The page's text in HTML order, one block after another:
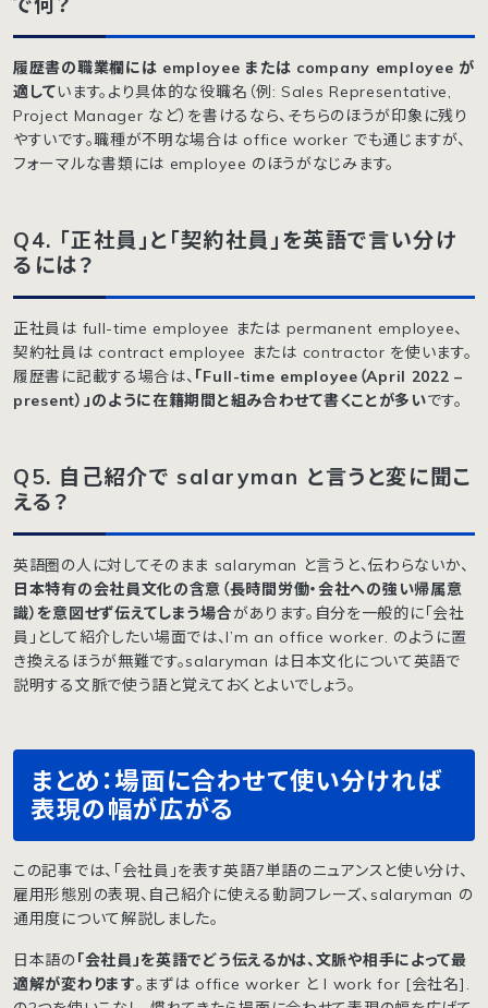
履歴書の職業欄には employee または company employee が
適しています。より具体的な役職名（例: Sales Representative,
Project Manager など）を書けるなら、そちらのほうが印象に残り
やすいです。職種が不明な場合は office worker でも通じますが、
フォーマルな書類には employee のほうがなじみます。
Q4. 「正社員」と「契約社員」を英語で言い分け
るには？
正社員は full-time employee または permanent employee、
契約社員は contract employee または contractor を使います。
履歴書に記載する場合は、 「Full-time employee（April 2022 –
present）」のように在籍期間と組み合わせて書くことが多いです。
Q5. 自己紹介で salaryman と言うと変に聞こ
える？
英語圏の人に対してそのまま salaryman と言うと、伝わらないか、
日本特有の会社員文化の含意（長時間労働・会社への強い帰属意
識）を意図せず伝えてしまう場合があります。自分を一般的に「会社
員」として紹介したい場面では、I’m an office worker. のように置
き換えるほうが無難です。salaryman は日本文化について英語で
説明する文脈で使う語と覚えておくとよいでしょう。
まとめ：場面に合わせて使い分ければ
表現の幅が広がる
この記事では、「会社員」を表す英語7単語のニュアンスと使い分け、
雇用形態別の表現、自己紹介に使える動詞フレーズ、salaryman の
通用度について解説しました。
日本語の 「会社員」を英語でどう伝えるかは、文脈や相手によって最
適解が変わります。まずは office worker と I work for [会社名].